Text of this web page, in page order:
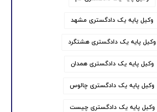
وکیل پایه یک دادگستری مشهد
وکیل پایه یک دادگستری هشتگرد
وکیل پایه یک دادگستری همدان
وکیل پایه یک دادگستری چالوس
وکیل پایه یک دادگستری چیست